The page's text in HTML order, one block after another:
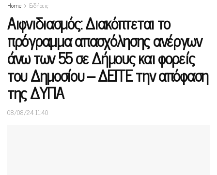
Home Ειδήσεις
Αιφνιδιασμός: Διακόπτεται το
πρόγραμμα απασχόλησης ανέργων
άνω των 55 σε Δήμους και φορείς
του Δημοσίου – ΔΕΙΤΕ την απόφαση
της ΔΥΠΑ
08/08/24 11:40